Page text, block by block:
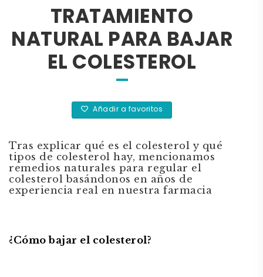
TRATAMIENTO
NATURAL PARA BAJAR
EL COLESTEROL
Añadir a favoritos
Tras explicar qué es el colesterol y qué
tipos de colesterol hay, mencionamos
remedios naturales para regular el
colesterol basándonos en años de
experiencia real en nuestra farmacia
¿Cómo bajar el colesterol?